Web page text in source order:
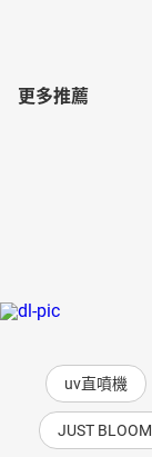
更多推薦
uv直噴機
JUST BLOOM